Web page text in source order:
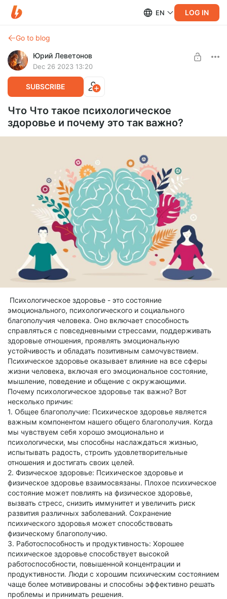
EN LOG IN
Go to blog
Юрий Леветонов
Dec 26 2023 13:20
SUBSCRIBE
Что Что такое психологическое
здоровье и почему это так важно?
Психологическое здоровье - это состояние
эмоционального, психологического и социального
благополучия человека. Оно включает способность
справляться с повседневными стрессами, поддерживать
здоровые отношения, проявлять эмоциональную
устойчивость и обладать позитивным самочувствием.
Психическое здоровье оказывает влияние на все сферы
жизни человека, включая его эмоциональное состояние,
мышление, поведение и общение с окружающими.
Почему психологическое здоровье так важно? Вот
несколько причин:
1. Общее благополучие: Психическое здоровье является
важным компонентом нашего общего благополучия. Когда
мы чувствуем себя хорошо эмоционально и
психологически, мы способны наслаждаться жизнью,
испытывать радость, строить удовлетворительные
отношения и достигать своих целей.
2. Физическое здоровье: Психическое здоровье и
физическое здоровье взаимосвязаны. Плохое психическое
состояние может повлиять на физическое здоровье,
вызвать стресс, снизить иммунитет и увеличить риск
развития различных заболеваний. Сохранение
психического здоровья может способствовать
физическому благополучию.
3. Работоспособность и продуктивность: Хорошее
психическое здоровье способствует высокой
работоспособности, повышенной концентрации и
продуктивности. Люди с хорошим психическим состоянием
чаще более мотивированы и способны эффективно решать
проблемы и принимать решения.